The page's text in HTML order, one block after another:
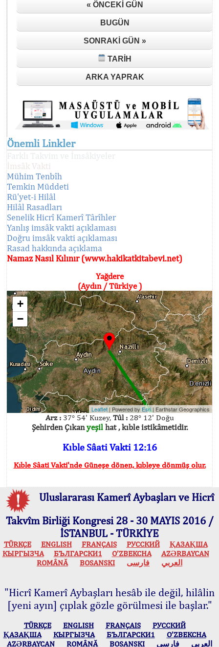
« ÖNCEKI GÜN
BUGÜN
SONRAKI GÜN »
TARIH
ARKA YAPRAK
Önemli Linkler
Farklı Takvim ve İmsâkiyeler
İmsâk Vakti
Mühim Tenbîh
Temkin Müddeti
Rü'yet-i Hilâl
Hilâl Rasadları
Senelik Hicrî Kamerî Târîhler
Yanlış imsâk vakti açıklaması
Doğru imsâk vakti açıklaması
Rasad hakkında açıklama
Namaz Nasıl Kılınır (www.hakikatkitabevi.net)
Yağdere
(Aydın / Türkiye )
+
−
Leaflet| Powered by Esri| Earthstar Geographics
Arz :37° 54' Kuzey, Tûl :28° 12' Doğu
Şehirden Çıkanyeşilhat , kıble istikâmetidir.
Kıble Sâati Vakti 12:16
Kıble Sâati Vakti'nde Güneşe dönen, kıbleye dönmüş olur.
Uluslararası Kamerî Aybaşları ve Hicrî
Takvîm Birliği Kongresi 28 - 30 MAYIS 2016 /
İSTANBUL - TÜRKİYE
TÜRKÇE ENGLISH FRANÇAIS РУССКИЙ
ҚАЗАҚША
КЫPГЫЗЧA
БЪЛГАРСКИ1 O’ZBEKCHA
AZӘRBAYCAN
ROMÂNĂ
BOSANSKI العربي فارسی
"Hicrî Kamerî Aybaşları hesâb ile değil, hilâlin
[yeni ayın] çıplak gözle görülmesi ile başlar."
TÜRKÇE ENGLISH FRANÇAIS
РУССКИЙ
ҚАЗАҚША
КЫPГЫЗЧA БЪЛГАРСКИ1
O’ZBEKCHA
AZӘRBAYCAN
ROMÂNĂ BOSANSKI العربي فارسی